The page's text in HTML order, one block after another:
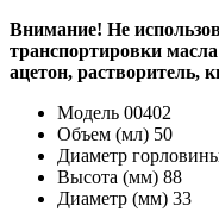
Внимание! Не
транспортировки
ацетон, растворитель,
Модель 00402
Объем (мл) 50
Диаметр
Высота (мм) 88
Диаметр (мм) 33